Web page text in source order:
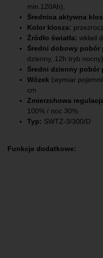
min.120Ah),
Średnica aktywna
Kolor klosza:
Źródło światła: wkład
Średni dobowy pobór
dzienny, 12h tryb
Średni dzienny pobór
Wózek (wymiar
cm
Zmierzchowa
100% / noc 30%
Typ: SWTZ-3/300/D
Funkcje dodatkowe: